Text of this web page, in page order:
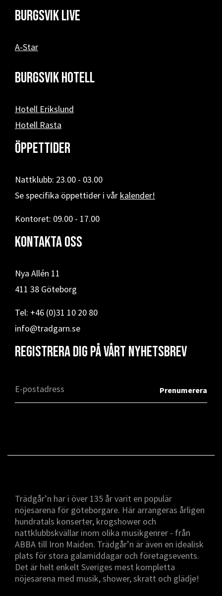
Burgsvik Live
A-Star
Burgsvik hotell
Hotell Erikslund
Hotell Rasta
Öppettider
Nattklubb: 23.00 - 03.00
Se specifika öppettider i vår kalender!
Kontoret: 09.00 - 17.00
Kontakta oss
Nya Allén 11
411 38 Göteborg
Tel: +46 (0)31 10 20 80
info@tradgarn.se
Registrera dig på vårt nyhetsbrev
Trädgår’n har i över 135 år varit en populär
nöjesarena för göteborgare. Här arrangeras årligen
hundratals konserter, krogshower och
nattklubbskvällar inom olika musikgenrer - från
ABBA till Iron Maiden. Trädgår’n är även en idealisk
plats för stora galamiddagar och företagsevents.
Det är helt enkelt Sveriges mest kompletta
nöjesarena med musik, shower, skratt och glädje!